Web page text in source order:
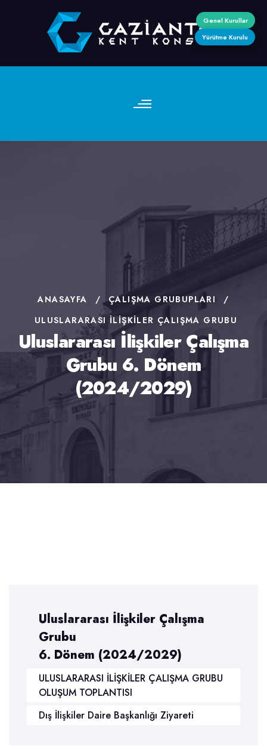
Genel Kurullar
Yürütme Kurulu
ANASAYFA / ÇALIŞMA GRUBUPLARI
/
ULUSLARARASI İLIŞKILER ÇALIŞMA GRUBU
Uluslararası İlişkiler Çalışma
Grubu 6. Dönem
(2024/2029)
Uluslararası İlişkiler Çalışma
Grubu
6. Dönem (2024/2029)
ULUSLARARASI İLİŞKİLER ÇALIŞMA GRUBU
OLUŞUM TOPLANTISI
Dış İlişkiler Daire Başkanlığı Ziyareti